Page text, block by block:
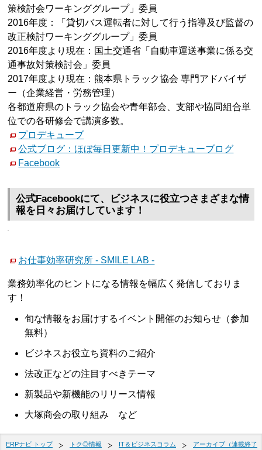
策検討会ワーキンググループ」委員
2016年度：「貸切バス運転者に対して行う指導及び監督の
改正検討ワーキンググループ」委員
2016年度より現在：国土交通省「自動車運送事業に係る交
通事故対策検討会」委員
2017年度より現在：熊本県トラック協会 専門アドバイザ
ー（企業経営・労務管理）
各都道府県のトラック協会や青年部会、支部や協同組合単
位での各研修会で講演多数。
プロデキューブ
公式ブログ：ほぼ毎日更新中！プロデキューブログ
Facebook
公式Facebookにて、ビジネスに役立つさまざまな情
報を日々お届けしています！
お仕事効率研究所 - SMILE LAB -
業務効率化のヒントになる情報を幅広く発信しておりま
す！
旬な情報をお届けするイベント開催のお知らせ（参加
無料）
ビジネスお役立ち資料のご紹介
法改正などの注目すべきテーマ
新製品や新機能のリリース情報
大塚商会の取り組み など
ERPナビ トップ トク◎情報 IT＆ビジネスコラム
アーカイブ（連載終了